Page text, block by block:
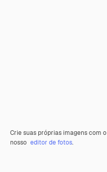
Crie suas próprias imagens com o
nosso editor de fotos.